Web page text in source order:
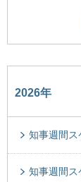
2026年
知事週間ス
知事週間ス